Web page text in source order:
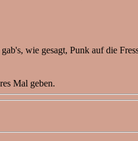
wie gesagt, Punk auf die
Mal geben.